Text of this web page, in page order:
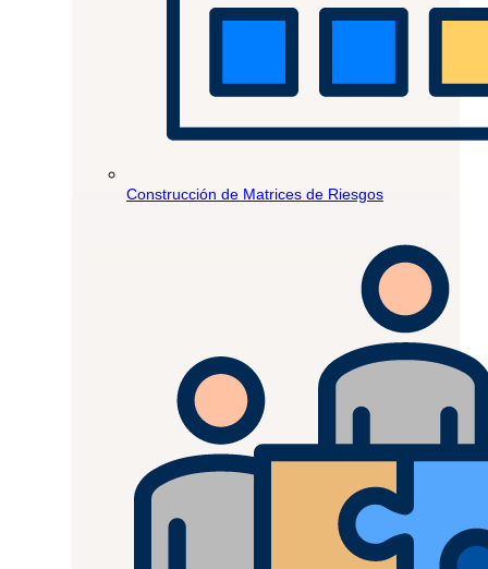
Construcción de Matrices de Riesgos